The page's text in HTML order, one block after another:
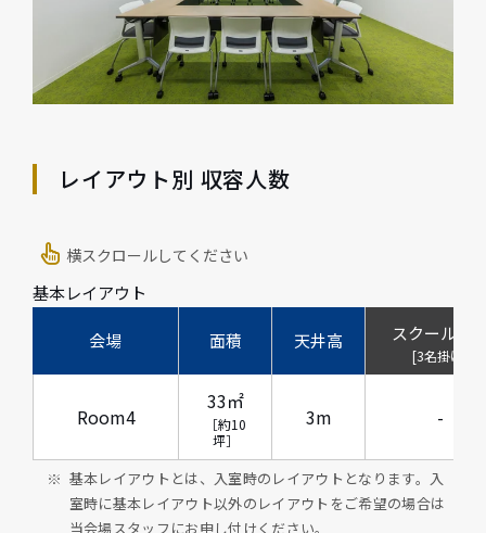
レイアウト別 収容人数
横スクロールしてください
基本レイアウト
会場 面積 天井高 スクール形
[3名掛け]
Room4
33㎡
［約10
坪］
3m -
基本レイアウトとは、入室時のレイアウトとなります。入
室時に基本レイアウト以外のレイアウトをご希望の場合は
当会場スタッフにお申し付けください。